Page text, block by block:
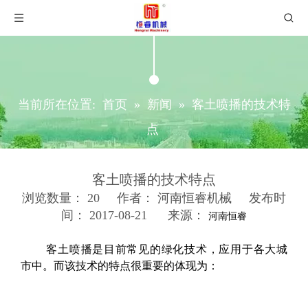
当前所在位置: 首页 » 新闻 » 客土喷播的技术特
点
客土喷播的技术特点
浏览数量： 20 作者： 河南恒睿机械 发布时
间： 2017-08-21 来源：
河南恒睿
客土喷播是目前常见的绿化技术，应用于各大城
市中。而该技术的特点很重要的体现为：